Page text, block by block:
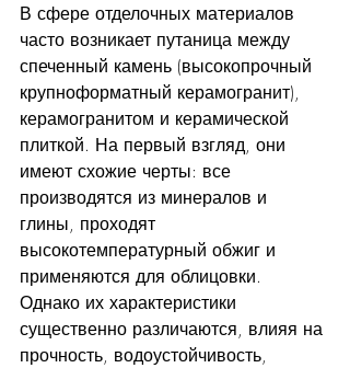
В сфере отделочных материалов
часто возникает путаница между
спеченный камень (высокопрочный
крупноформатный керамогранит),
керамогранитом и керамической
плиткой. На первый взгляд, они
имеют схожие черты: все
производятся из минералов и
глины, проходят
высокотемпературный обжиг и
применяются для облицовки.
Однако их характеристики
существенно различаются, влияя на
прочность, водоустойчивость,